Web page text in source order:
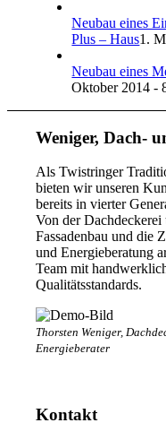
Neubau eines
Plus – Haus1.
Neubau eines
Oktober 2014 -
Weniger, Dach-
Als Twistringer
bieten wir unseren
bereits in vierter
Von der
Fassadenbau und die
und Energieberatung
Team mit
Qualitätsstandards.
Thorsten Weniger,
Energieberater
Kontakt